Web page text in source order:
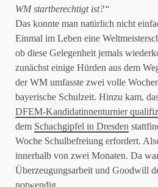
WM startberechtigt ist?“
Das konnte man natürlich nicht
Einmal im Leben eine
ob diese Gelegenheit jemals
zunächst einige Hürden aus dem
der WM umfasste zwei volle
bayerische Schulzeit. Hinzu kam,
DFEM-Kandidatinnenturnier
dem Schachgipfel in Dresden
Woche Schulbefreiung erfordert.
innerhalb von zwei Monaten. Da
Überzeugungsarbeit und Goodwill
notwendig.